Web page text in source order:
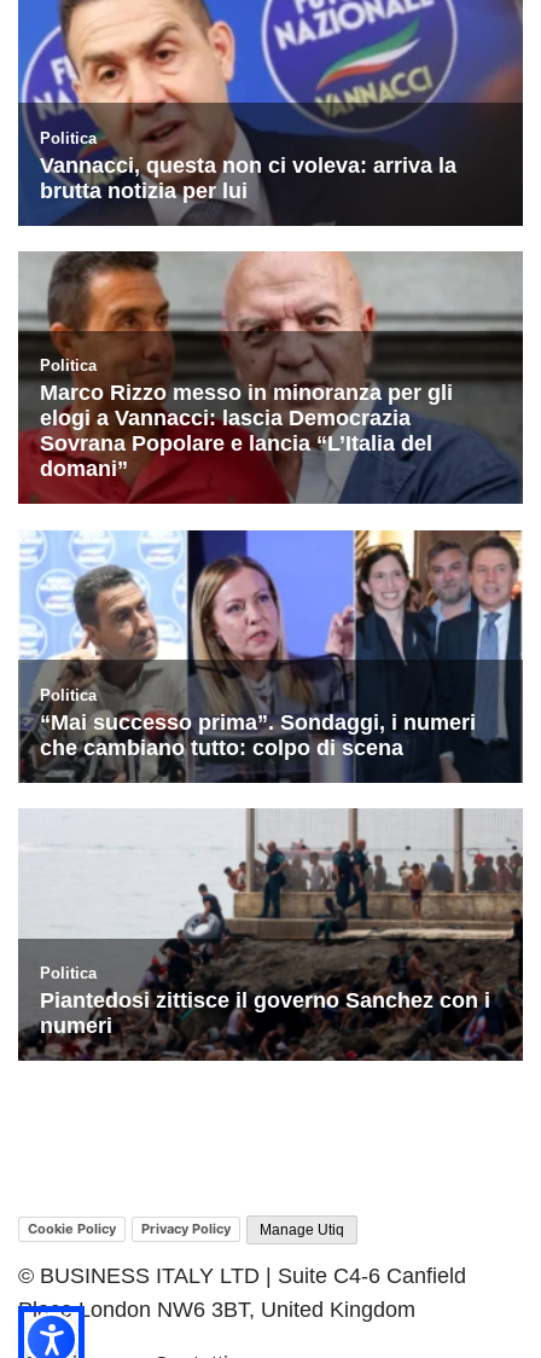
Cookie Policy Privacy Policy Manage Utiq
© BUSINESS ITALY LTD | Suite C4-6 Canfield
Place London NW6 3BT, United Kingdom